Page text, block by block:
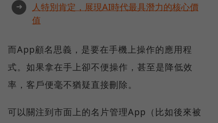
➜
人特別肯定，展現AI時代最具潛力的核心價
值
而App顧名思義，是要在手機上操作的應用程
式。如果拿在手上卻不便操作，甚至是降低效
率，客戶便毫不猶疑直接刪除。
可以關注到市面上的名片管理App（比如後來被